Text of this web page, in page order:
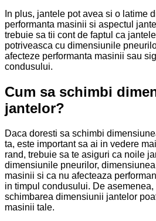
In plus, jantele pot avea si o latime
performanta masinii si aspectul
trebuie sa tii cont de faptul ca
potriveasca cu dimensiunile
afecteze performanta masinii sau
condusului.
Cum sa schimbi
jantelor?
Daca doresti sa schimbi
ta, este important sa ai in vedere
rand, trebuie sa te asiguri ca noile
dimensiunile pneurilor,
masinii si ca nu afecteaza
in timpul condusului. De
schimbarea dimensiunii jantelor
masinii tale.